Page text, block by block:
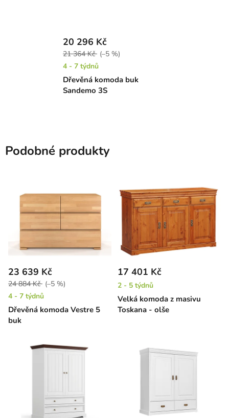
Dřevěná komoda buk
Sandemo 3S
20 296 Kč
21 364 Kč (–5 %)
4 - 7 týdnů
Podobné produkty
Dřevěná komoda Vestre 5
buk
23 639 Kč
24 884 Kč (–5 %)
4 - 7 týdnů
Velká komoda z masivu
Toskana - olše
17 401 Kč
2 - 5 týdnů